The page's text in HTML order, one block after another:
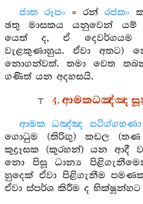
ජාත රූපං= රන් රජතං
ඡතු මාසකය යනුවෙන් යම්
යෙත් ද, ඒ දෙවර්ගයම
වැළකුණාහුය. ඒවා අතට)
නොගන්වත්. තමා වෙත
ගණිත් යන අදහසයි.
4. ආමකධඤ්ඤ
ආමක ධඤ්ඤ පටිග්ගහණා
ගොධුම (තිරිඟු) කඩල (තණ
කුද්‍රෑසක (කුරහන්) යන ආදී
නො පිසූ ධාන්‍ය
හුදෙක් ඒවා පිළිගැනීම
ඒවා ස්පර්ශ කිරීම ද